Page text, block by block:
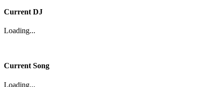
Current DJ
Loading...
Current Song
Loading...